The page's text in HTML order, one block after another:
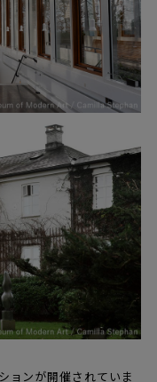
ョンが開催されていま